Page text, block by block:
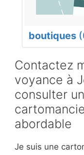
boutiques
Contactez
voyance à
consulter
abordable
Je suis une